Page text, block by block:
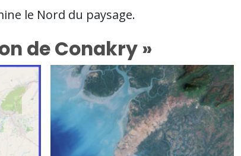
le Nord du paysage.
de Conakry »